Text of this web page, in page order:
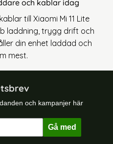
och kablar idag
till Xiaomi Mi 11 Lite
laddning, trygg drift och
din enhet laddad och
mest.
och kampanjer här
Gå med